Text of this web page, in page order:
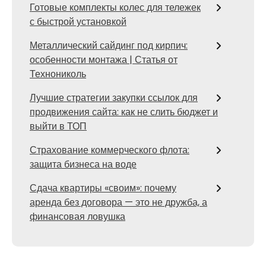
Готовые комплекты колес для тележек
с быстрой установкой
Металлический сайдинг под кирпич:
особенности монтажа | Статья от
Технониколь
Лучшие стратегии закупки ссылок для
продвижения сайта: как не слить бюджет и
выйти в ТОП
Страхование коммерческого флота:
защита бизнеса на воде
Сдача квартиры «своим»: почему
аренда без договора — это не дружба, а
финансовая ловушка